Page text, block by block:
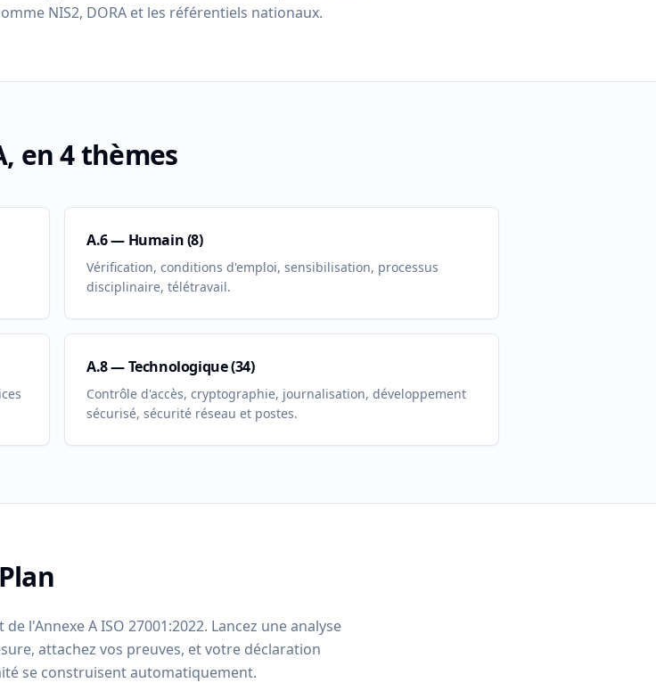
NIS2, DORA et les référentiels nationaux.
en 4 thèmes
A.6 — Humain (8)
Vérification, conditions d'emploi, sensibilisation, processus
disciplinaire, télétravail.
A.8 — Technologique (34)
Contrôle d'accès, cryptographie, journalisation, développement
sécurisé, sécurité réseau et postes.
l'Annexe A ISO 27001:2022. Lancez une analyse
attachez vos preuves, et votre déclaration
se construisent automatiquement.